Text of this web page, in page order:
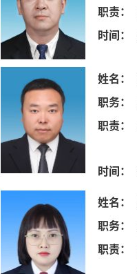
职责：
时间：
姓名：
职务：
职责：
时间：
姓名：
职务：
职责：